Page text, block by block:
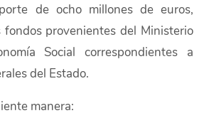
de ocho millones de euros,
provenientes del Ministerio
Social correspondientes a
del Estado.
manera: